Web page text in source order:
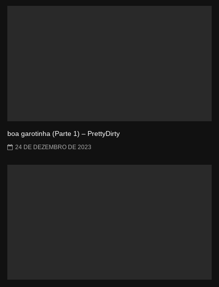
boa garotinha (Parte 1) – PrettyDirty
24 DE DEZEMBRO DE 2023